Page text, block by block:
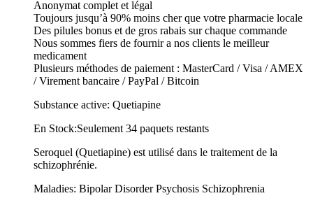
Anonymat complet et légal
Toujours jusqu’à 90% moins cher que votre pharmacie locale
Des pilules bonus et de gros rabais sur chaque commande
Nous sommes fiers de fournir a nos clients le meilleur
medicament
Plusieurs méthodes de paiement : MasterCard / Visa / AMEX
/ Virement bancaire / PayPal / Bitcoin
Substance active: Quetiapine
En Stock:Seulement 34 paquets restants
Seroquel (Quetiapine) est utilisé dans le traitement de la
schizophrénie.
Maladies: Bipolar Disorder Psychosis Schizophrenia